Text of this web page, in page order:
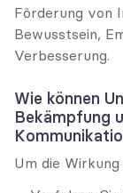
Förderung von
Bewusstsein,
Verbesserung.
Wie können
Bekämpfung
Um die Wirkung